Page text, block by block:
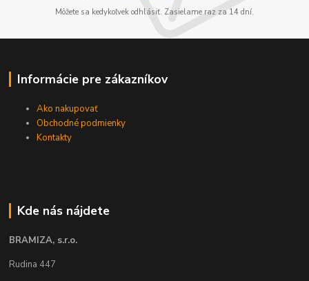
Môžete sa kedykoľvek odhlásiť. Zasielame raz za 14 dní.
Informácie pre zákazníkov
Ako nakupovať
Obchodné podmienky
Kontakty
Kde nás nájdete
BRAMIZA, s.r.o.
Rudina 447